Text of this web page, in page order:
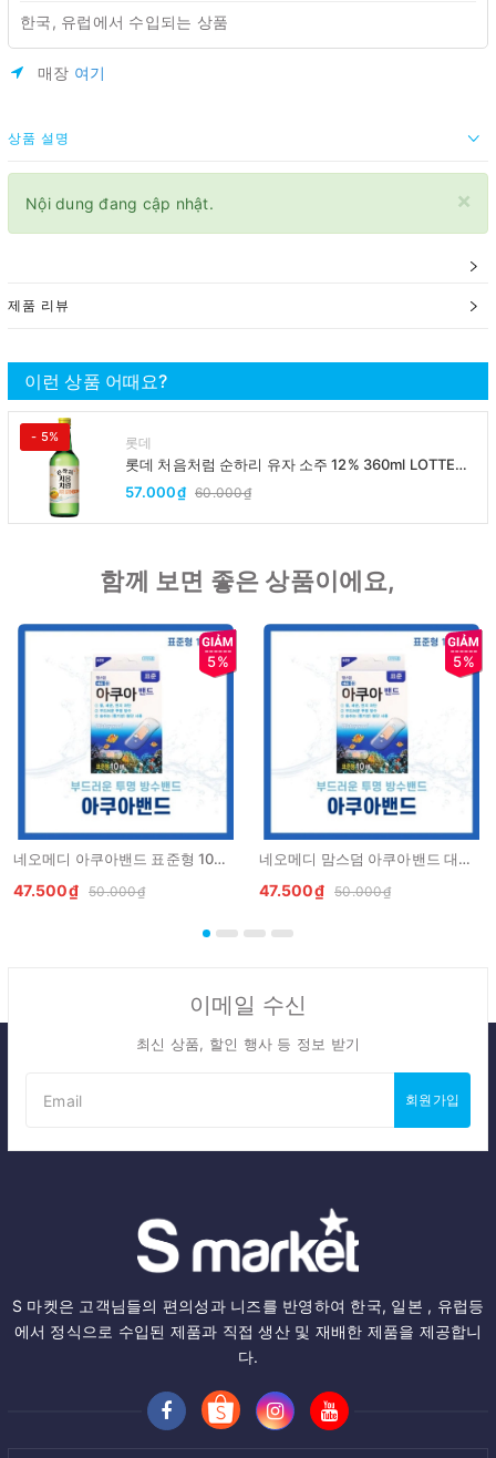
한국, 유럽에서 수입되는 상품
매장 여기
상품 설명
×
Nội dung đang cập nhật.
제품 리뷰
이런 상품 어때요?
- 5% 롯데
롯데 처음처럼 순하리 유자 소주 12% 360ml LOTTE
Chumchurum vi thanh yen/cam
57.000₫ 60.000₫
함께 보면 좋은 상품이에요,
5%
네오메디 아쿠아밴드 표준형 10매 Bang ca nhan chong nuoc 10 mieng
47.500₫ 50.000₫
5%
네오메디 맘스덤 아쿠아밴드 대형 5매 Bang ca nhan chong nuoc 5 mieng dan to
47.500₫ 50.000₫
이메일 수신
최신 상품, 할인 행사 등 정보 받기
회원가입
S 마켓은 고객님들의 편의성과 니즈를 반영하여 한국, 일본 , 유럽등
에서 정식으로 수입된 제품과 직접 생산 및 재배한 제품을 제공합니
다.